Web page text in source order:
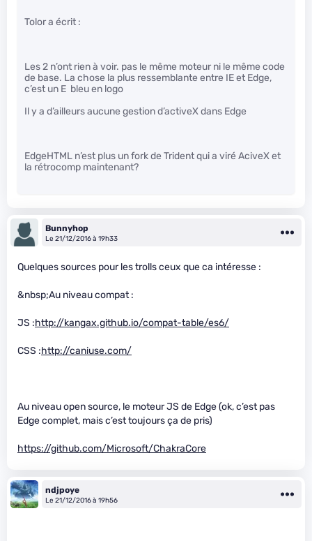
Tolor a écrit :
Les 2 n’ont rien à voir. pas le même moteur ni le même code
de base. La chose la plus ressemblante entre IE et Edge,
c’est un E bleu en logo
Il y a d’ailleurs aucune gestion d’activeX dans Edge
EdgeHTML n’est plus un fork de Trident qui a viré AciveX et
la rétrocomp maintenant?
Bunnyhop
Le 21/12/2016 à 19h33
Quelques sources pour les trolls ceux que ca intéresse :
&nbsp;Au niveau compat :
JS :http://kangax.github.io/compat-table/es6/
CSS :http://caniuse.com/
Au niveau open source, le moteur JS de Edge (ok, c’est pas
Edge complet, mais c’est toujours ça de pris)
https://github.com/Microsoft/ChakraCore
ndjpoye
Le 21/12/2016 à 19h56